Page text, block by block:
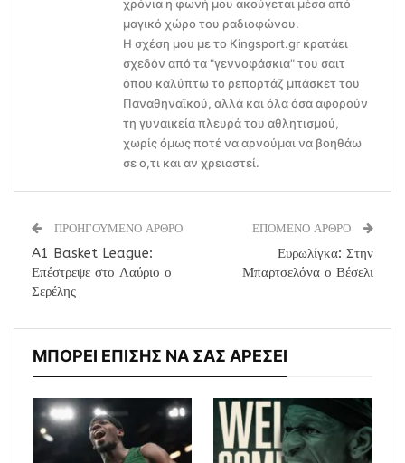
χρόνια η φωνή μου ακούγεται μέσα από
μαγικό χώρο του ραδιοφώνου.
Η σχέση μου με το Kingsport.gr κρατάει
σχεδόν από τα "γεννοφάσκια" του σαιτ
όπου καλύπτω το ρεπορτάζ μπάσκετ του
Παναθηναϊκού, αλλά και όλα όσα αφορούν
τη γυναικεία πλευρά του αθλητισμού,
χωρίς όμως ποτέ να αρνούμαι να βοηθάω
σε ο,τι και αν χρειαστεί.
ΠΡΟΗΓΟΥΜΕΝΟ ΑΡΘΡΟ
A1 Basket League:
Επέστρεψε στο Λαύριο ο
Σερέλης
ΕΠΟΜΕΝΟ ΑΡΘΡΟ
Ευρωλίγκα: Στην
Μπαρτσελόνα ο Βέσελι
ΜΠΟΡΕΙ ΕΠΙΣΗΣ ΝΑ ΣΑΣ ΑΡΕΣΕΙ